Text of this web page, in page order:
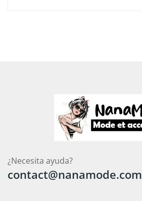
¿Necesita ayuda?
contact@nanamode.com